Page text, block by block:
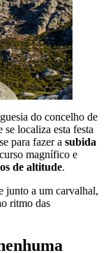
do concelho de
localiza esta festa
para fazer a subida
magnífico e
de altitude.
junto a um carvalhal,
ritmo das